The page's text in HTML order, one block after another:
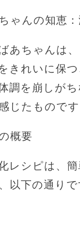
ゃんの知恵
あちゃんは
きれいに保
調を崩しが
じたものです
概要
レシピは、
以下の通りで